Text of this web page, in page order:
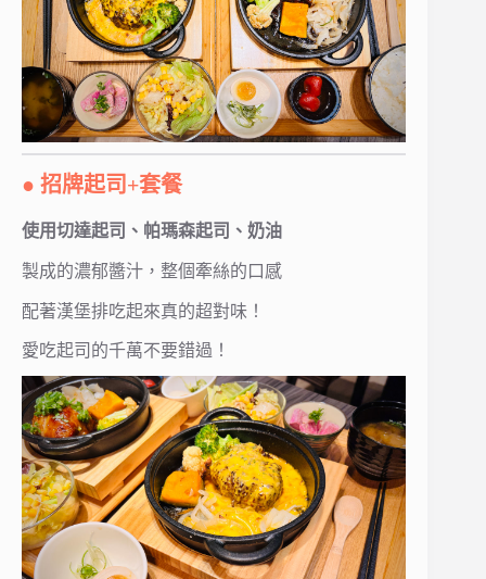
● 招牌起司+套餐
使用切達起司、帕瑪森起司、奶油
製成的濃郁醬汁，整個牽絲的口感
配著漢堡排吃起來真的超對味！
愛吃起司的千萬不要錯過！